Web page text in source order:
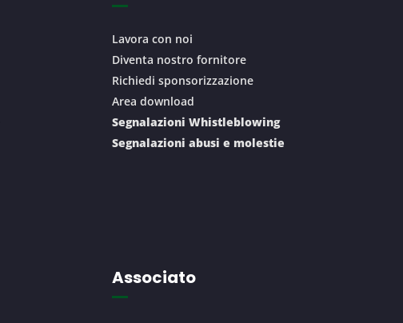
Lavora con noi
Diventa nostro fornitore
Richiedi sponsorizzazione
Area download
Segnalazioni Whistleblowing
Segnalazioni abusi e molestie
Associato